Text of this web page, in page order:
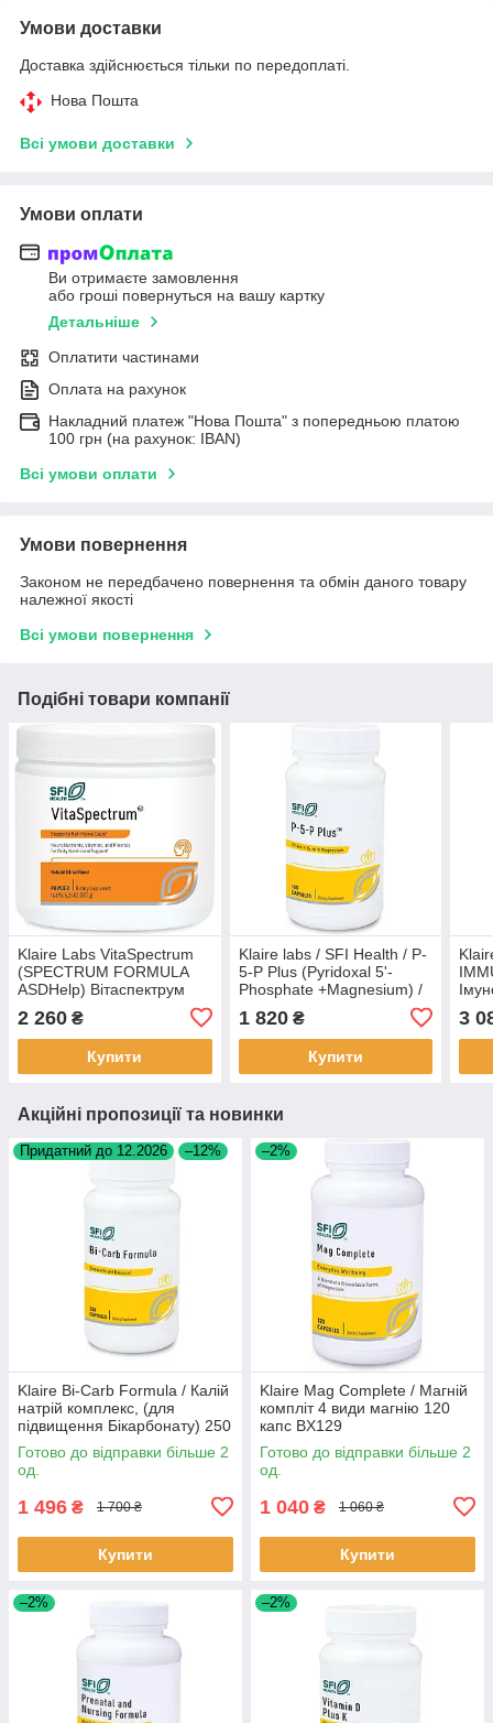
Умови доставки
Доставка здійснюється тільки по передоплаті.
Нова Пошта
Всі умови доставки
Умови оплати
Ви отримаєте замовлення
або гроші повернуться на вашу картку
Детальніше
Оплатити частинами
Оплата на рахунок
Накладний платеж "Нова Пошта" з попередньою платою
100 грн (на рахунок: IBAN)
Всі умови оплати
Умови повернення
Законом не передбачено повернення та обмін даного товару
належної якості
Всі умови повернення
Подібні товари компанії
Klaire Labs VitaSpectrum
(SPECTRUM FORMULA
ASDHelp) Вітаспектрум
BX649
2 260 ₴
Купити
Klaire labs / SFI Health / P-
5-P Plus (Pyridoxal 5'-
Phosphate +Magnesium) /
BX130
1 820₴
Купити
3
Акційні пропозиції та новинки
Придатний до 12.2026 –12%
Klaire Bi-Carb Formula / Калій
натрій комплекс, (для
підвищення Бікарбонату) 250
капсул BX249
Готово до відправки більше 2
од.
1 496 ₴ 1 700 ₴
Купити
–2%
Klaire Mag Complete / Магній
компліт 4 види магнію 120
капс BX129
Готово до відправки більше 2
од.
1 040 ₴ 1 060 ₴
Купити
–2% –2%